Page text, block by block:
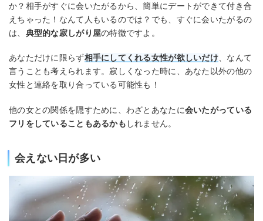
か？相手がすぐに会いたがるから、簡単にデートができて付き合
えちゃった！なんて人もいるのでは？でも、すぐに会いたがるの
は、 典型的な寂しがり屋の特徴ですよ。
あなただけに限らず相手にしてくれる女性が欲しいだけ、なんて
言うことも考えられます。寂しくなった時に、あなた以外の他の
女性と連絡を取り合っている可能性も！
他の女との関係を隠すために、わざとあなたに会いたがっている
フリをしていることもあるかも しれません。
会えない日が多い